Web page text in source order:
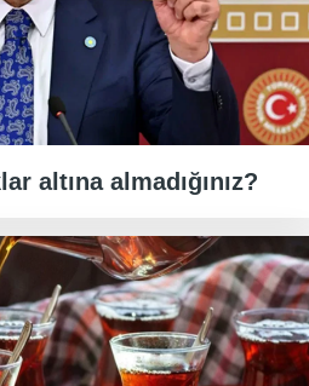
altına almadığınız?